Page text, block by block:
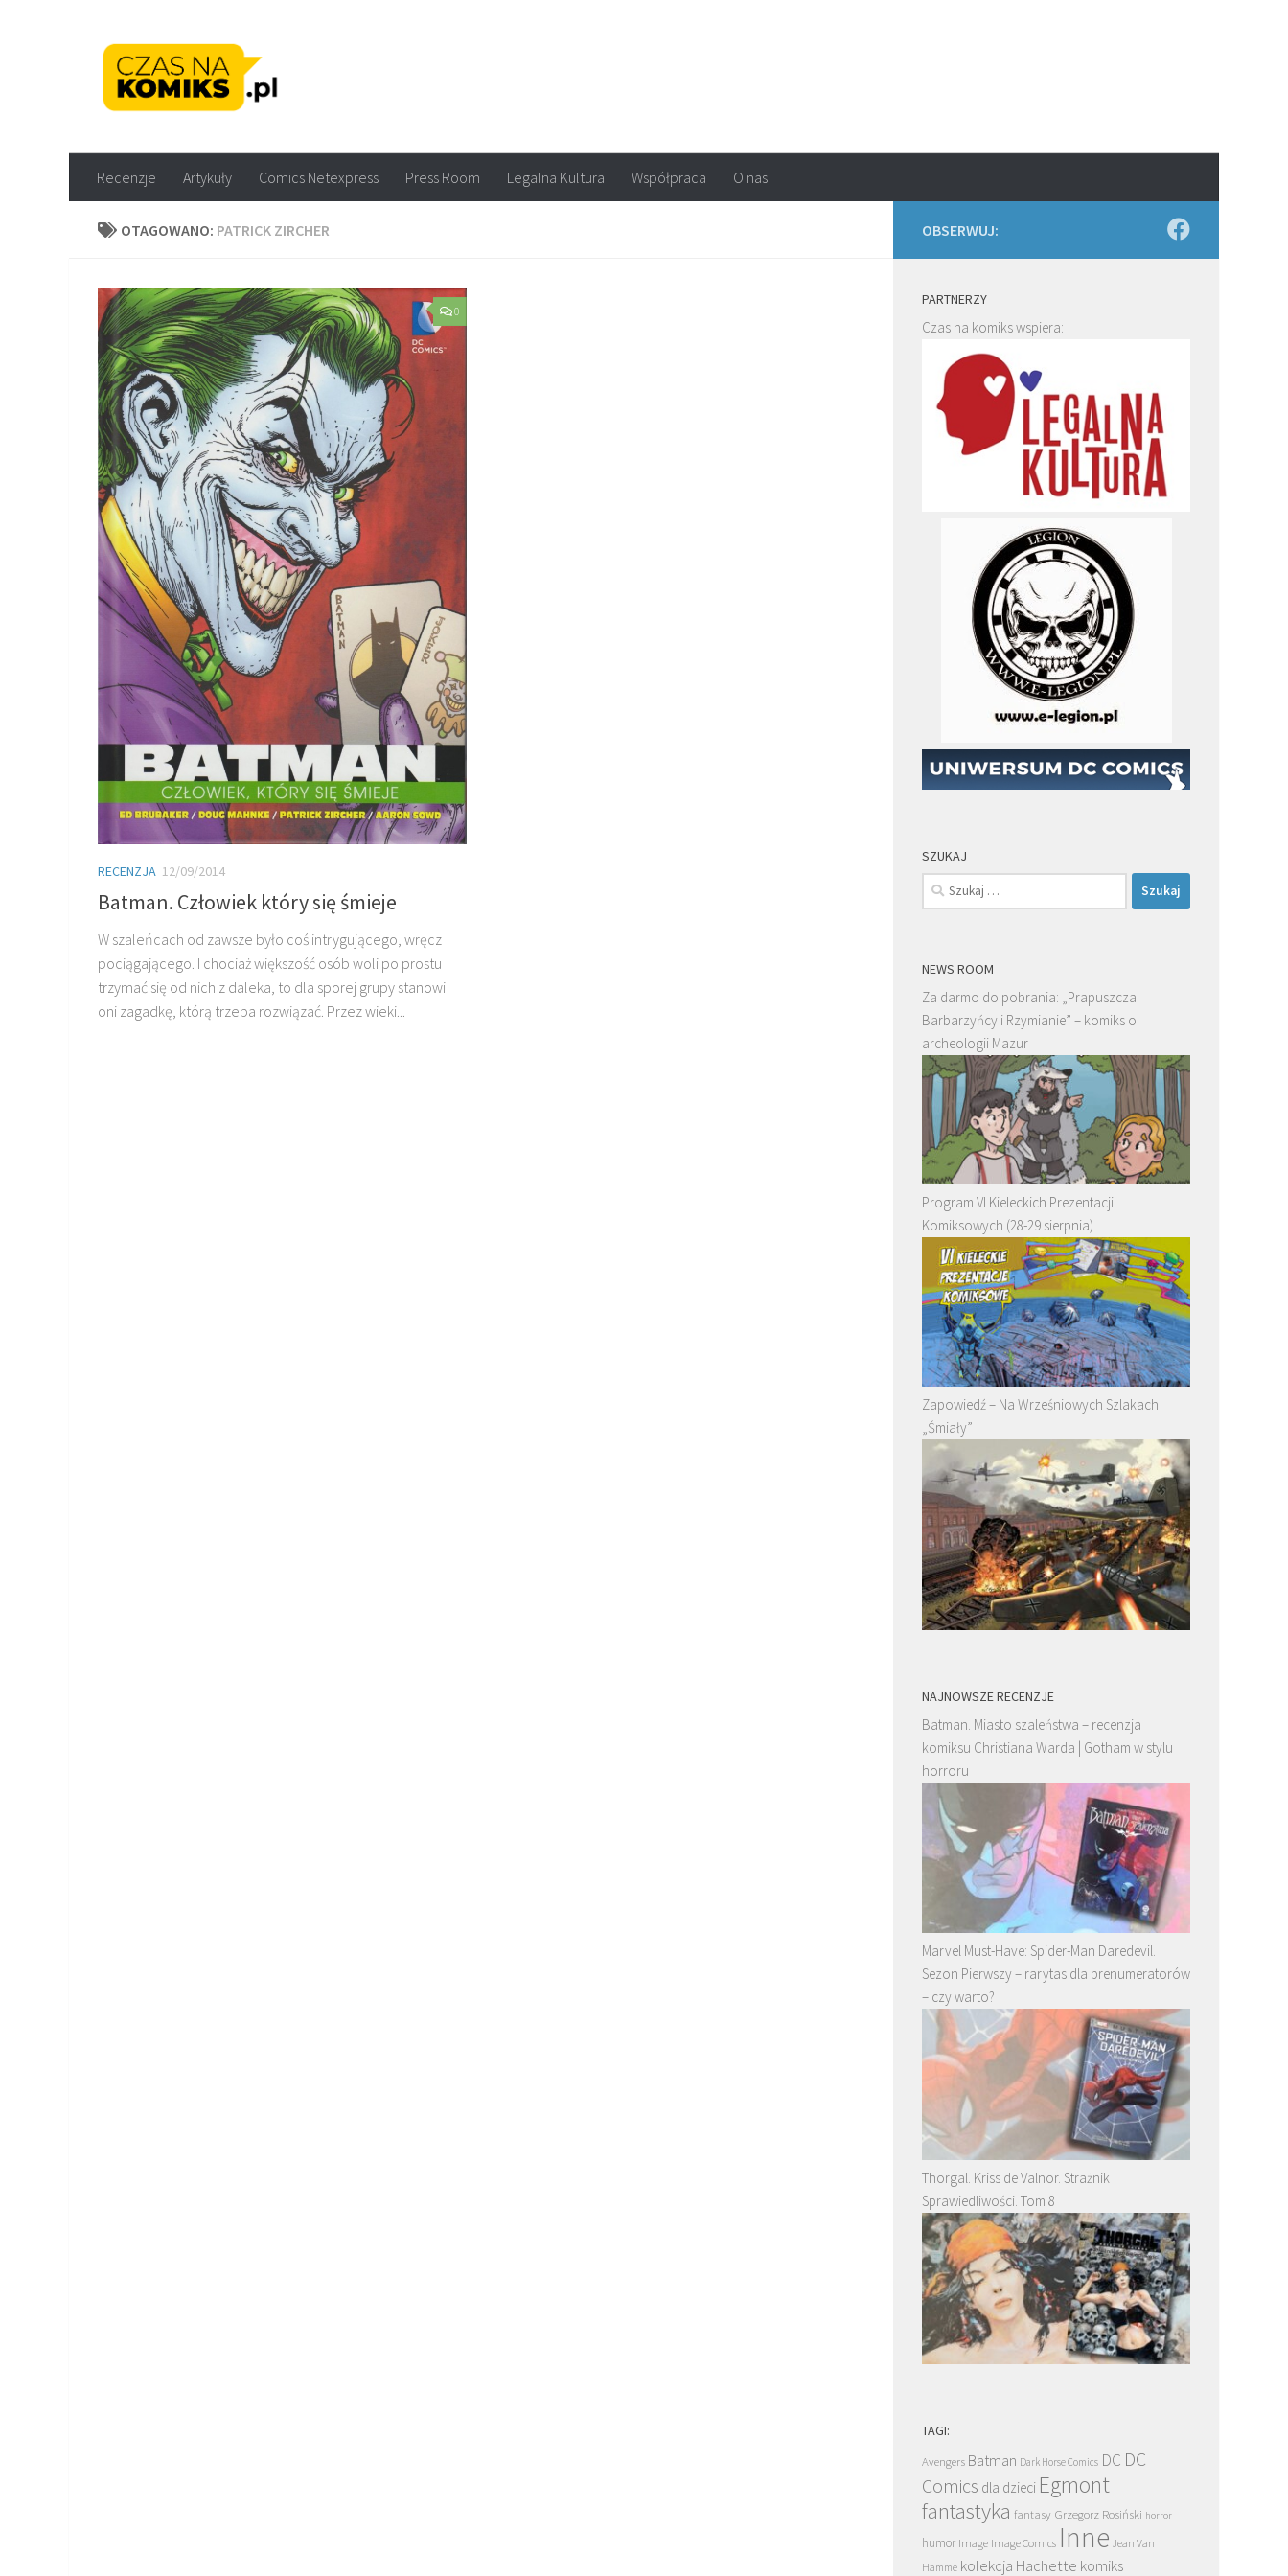
Recenzje Artykuły Comics Netexpress Press Room Legalna Kultura Współpraca O nas
OTAGOWANO: PATRICK ZIRCHER
0
RECENZJA 12/09/2014
Batman. Człowiek który się śmieje
W szaleńcach od zawsze było coś intrygującego, wręcz
pociągającego. I chociaż większość osób woli po prostu
trzymać się od nich z daleka, to dla sporej grupy stanowi
oni zagadkę, którą trzeba rozwiązać. Przez wieki...
OBSERWUJ:
PARTNERZY
Czas na komiks wspiera:
SZUKAJ
Szukaj:
NEWS ROOM
Za darmo do pobrania: „Prapuszcza.
Barbarzyńcy i Rzymianie” – komiks o
archeologii Mazur
Program VI Kieleckich Prezentacji
Komiksowych (28-29 sierpnia)
Zapowiedź – Na Wrześniowych Szlakach
„Śmiały”
NAJNOWSZE RECENZJE
Batman. Miasto szaleństwa – recenzja
komiksu Christiana Warda | Gotham w stylu
horroru
Marvel Must-Have: Spider-Man Daredevil.
Sezon Pierwszy – rarytas dla prenumeratorów
– czy warto?
Thorgal. Kriss de Valnor. Strażnik
Sprawiedliwości. Tom 8
TAGI:
Avengers Batman Dark Horse Comics DC DC
Comics dla dzieci Egmont
fantastyka fantasy Grzegorz Rosiński horror
humor Image Image Comics Inne Jean Van
Hamme kolekcja Hachette komiks